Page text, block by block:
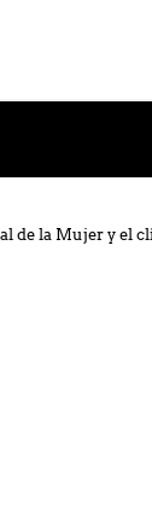
de la Mujer y el